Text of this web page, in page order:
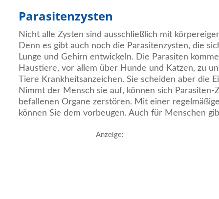
Parasitenzysten
Nicht alle Zysten sind ausschließlich mit
Denn es gibt auch noch die Parasitenzysten, die
Lunge und Gehirn entwickeln. Die Parasiten
Haustiere, vor allem über Hunde und Katzen, zu
Tiere Krankheitsanzeichen. Sie scheiden aber die
Nimmt der Mensch sie auf, können sich Parasiten-
befallenen Organe zerstören. Mit einer
können Sie dem vorbeugen. Auch für Menschen
Anzeige: